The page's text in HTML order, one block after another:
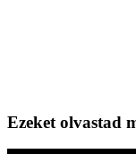
Ezeket olvastad